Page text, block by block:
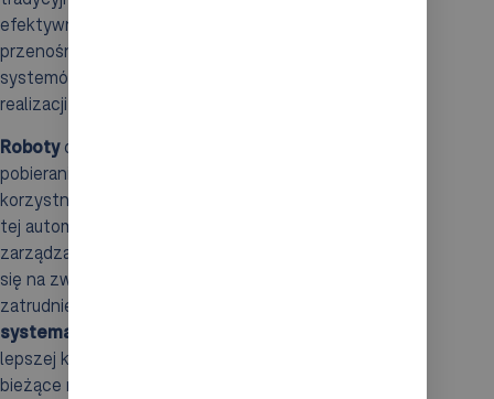
efektywną formę. Wykorzystanie robotów,
przenośników taśmowych oraz automatycznych
systemów magazynowych znacznie przyspiesza czas
realizacji zamówień i minimalizuje możliwość pomyłek.
Robotyodgrywają kluczową rolę w automatyzacji
pobierania i sortowania produktów, co jest szczególnie
korzystne w dużych operacjach logistycznych. Dzięki
tej automatyzacji możliwe jest jednoczesne
zarządzanie znaczną liczbą zamówień, co przekłada
się na zwiększoną wydajność oraz redukcję kosztów
zatrudnienia. Co więcej, integracja robotów z
systemami zarządzania magazynem (WMS)
lepszej kontroli nad towarami. Analiza danych i
bieżące monitorowanie stanów magazynowych